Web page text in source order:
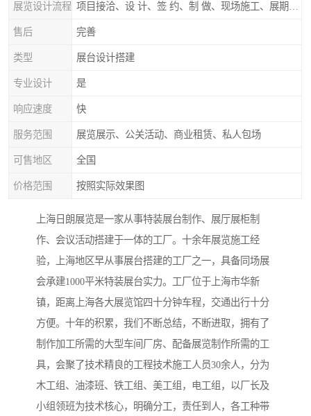
展览设计流程
售后 完善
类型 展台设计搭建
专业设计 是
响应速度 快
服务范围 展览展示、公关活动、商业租赁、私人包场
可售地区 全国
价格范围 按照实际效果图
上海日朗展览是一家从事特装展台制作、展厅展柜制
作、会议活动搭建于一体的工厂。十余年展览施工经
验，上海地区早从事展台搭建的工厂之一，具备同场展
会承建1000平米特装展台实力。工厂位于上海市华新
镇，距离上海各大展览馆四十分钟车程，交通出行十分
方便。十年的积累，我们不断总结，不断进取，拥有了
制作加工所需的大型车间厂房、配备展览制作所需的工
具，会聚了技术精良的工程技术施工人员30余人，分为
木工组、油漆班、铁工组、美工组，电工组，以厂长及
小组领班为技术核心，明确分工，责任到人，各工种带